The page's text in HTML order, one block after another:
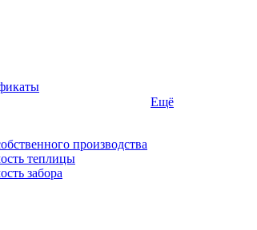
производства
теплицы
забора
Ещё